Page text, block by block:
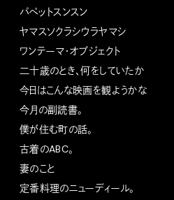
パペットスンスン
ヤマスソクラシウラヤマシ
ワンテーマ・オブジェクト
二十歳のとき、何をしていたか
今日はこんな映画を観ようかな
今月の副読書。
僕が住む町の話。
古着のABC。
妻のこと
定番料理のニューディール。